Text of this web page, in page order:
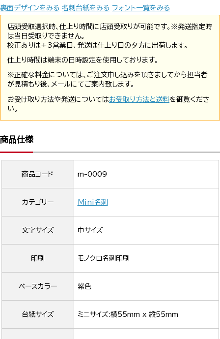
裏面デザインをみる 名刺台紙をみる フォント一覧をみる
店頭受取選択時、仕上り時間に店頭受取りが可能です。※発送指定時
は当日受取りできません。
校正ありは+3営業日、発送は仕上り日の夕方に出荷します。
仕上り時間は端末の日時設定を使用しております。
※正確な料金については、ご注文申し込みを頂きましてから担当者
が見積もり後、メールにてご案内致します。
お受け取り方法や発送についてはお受取り方法と送料を御覧くださ
い。
商品仕様
商品コード m-0009
カテゴリー Mini名刺
文字サイズ 中サイズ
印刷 モノクロ名刺印刷
ベースカラー 紫色
台紙サイズ ミニサイズ:横55mm x 縦55mm